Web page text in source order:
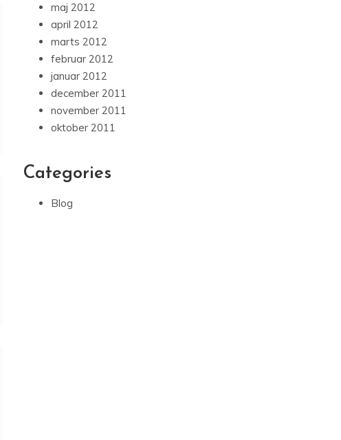
maj 2012
april 2012
marts 2012
februar 2012
januar 2012
december 2011
november 2011
oktober 2011
Categories
Blog